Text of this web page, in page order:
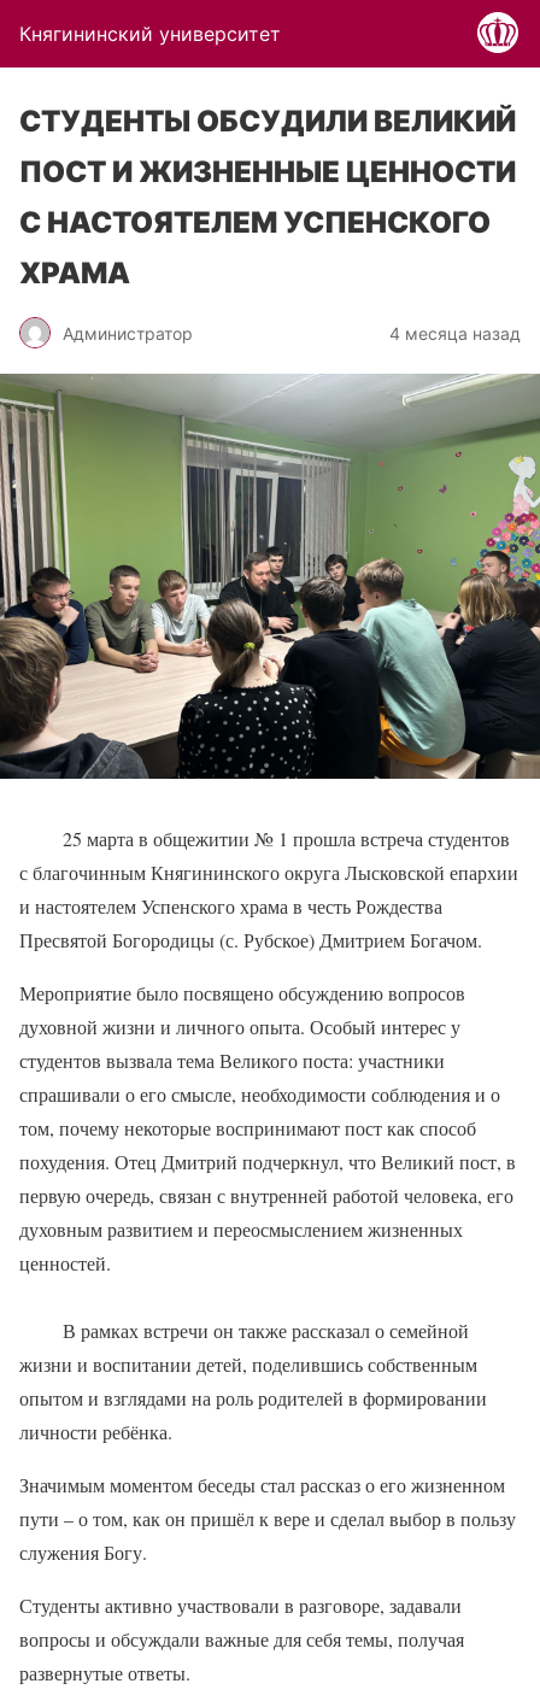
Княгининский университет
СТУДЕНТЫ ОБСУДИЛИ ВЕЛИКИЙ
ПОСТ И ЖИЗНЕННЫЕ ЦЕННОСТИ
С НАСТОЯТЕЛЕМ УСПЕНСКОГО
ХРАМА
Администратор 4 месяца назад
25 марта в общежитии № 1 прошла встреча студентов
с благочинным Княгининского округа Лысковской епархии
и настоятелем Успенского храма в честь Рождества
Пресвятой Богородицы (с. Рубское) Дмитрием Богачом.
Мероприятие было посвящено обсуждению вопросов
духовной жизни и личного опыта. Особый интерес у
студентов вызвала тема Великого поста: участники
спрашивали о его смысле, необходимости соблюдения и о
том, почему некоторые воспринимают пост как способ
похудения. Отец Дмитрий подчеркнул, что Великий пост, в
первую очередь, связан с внутренней работой человека, его
духовным развитием и переосмыслением жизненных
ценностей.
В рамках встречи он также рассказал о семейной
жизни и воспитании детей, поделившись собственным
опытом и взглядами на роль родителей в формировании
личности ребёнка.
Значимым моментом беседы стал рассказ о его жизненном
пути – о том, как он пришёл к вере и сделал выбор в пользу
служения Богу.
Студенты активно участвовали в разговоре, задавали
вопросы и обсуждали важные для себя темы, получая
развернутые ответы.